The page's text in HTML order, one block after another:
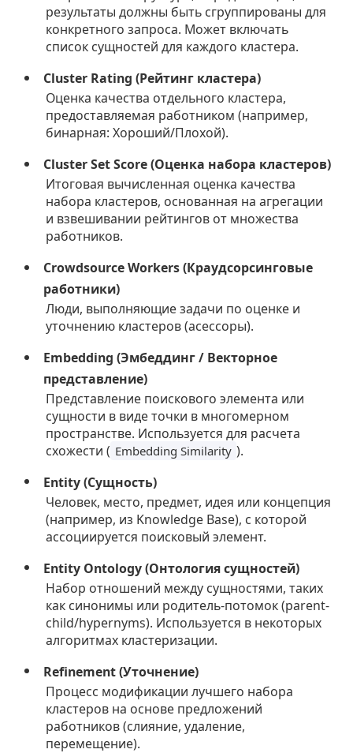
результаты должны быть сгруппированы для
конкретного запроса. Может включать
список сущностей для каждого кластера.
Cluster Rating (Рейтинг кластера)
Оценка качества отдельного кластера,
предоставляемая работником (например,
бинарная: Хороший/Плохой).
Cluster Set Score (Оценка набора кластеров)
Итоговая вычисленная оценка качества
набора кластеров, основанная на агрегации
и взвешивании рейтингов от множества
работников.
Crowdsource Workers (Краудсорсинговые
работники)
Люди, выполняющие задачи по оценке и
уточнению кластеров (асессоры).
Embedding (Эмбеддинг / Векторное
представление)
Представление поискового элемента или
сущности в виде точки в многомерном
пространстве. Используется для расчета
схожести ( Embedding Similarity ).
Entity (Сущность)
Человек, место, предмет, идея или концепция
(например, из Knowledge Base), с которой
ассоциируется поисковый элемент.
Entity Ontology (Онтология сущностей)
Набор отношений между сущностями, таких
как синонимы или родитель-потомок (parent-
child/hypernyms). Используется в некоторых
алгоритмах кластеризации.
Refinement (Уточнение)
Процесс модификации лучшего набора
кластеров на основе предложений
работников (слияние, удаление,
перемещение).